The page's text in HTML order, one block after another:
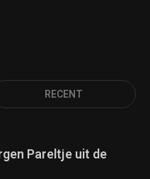
RECENT
Pareltje uit de